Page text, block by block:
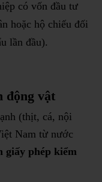
có vốn đầu tư
hoặc hộ chiếu đối
lần đầu).
động vật
(thịt, cá, nội
Nam từ nước
giấy phép kiểm